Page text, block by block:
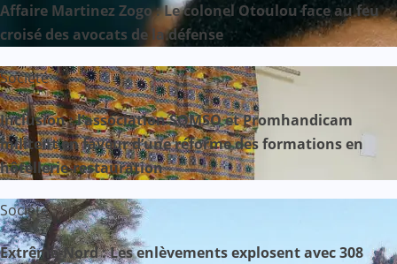
Affaire Martinez Zogo : Le colonel Otoulou face au feu
croisé des avocats de la défense
Société
Inclusion : l’association SOMSO et Promhandicam
militent en faveur d’une réforme des formations en
hôtellerie-restauration
Société
Extrême-Nord : Les enlèvements explosent avec 308